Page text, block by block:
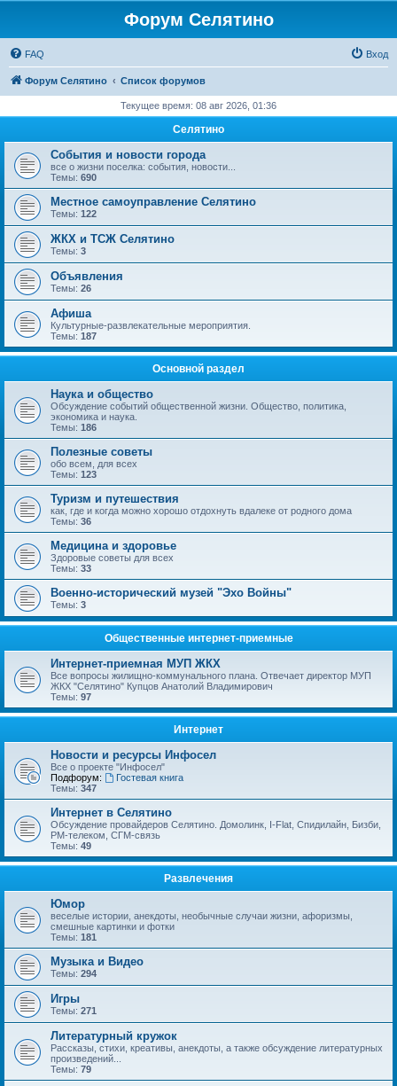
Форум Селятино
FAQ Вход
Форум Селятино Список форумов
Текущее время: 08 авг 2026, 01:36
Селятино
События и новости города
все о жизни поселка: события, новости...
Темы: 690
Местное самоуправление Селятино
Темы: 122
ЖКХ и ТСЖ Селятино
Темы: 3
Объявления
Темы: 26
Афиша
Культурные-развлекательные мероприятия.
Темы: 187
Основной раздел
Наука и общество
Обсуждение событий общественной жизни. Общество, политика,
экономика и наука.
Темы: 186
Полезные советы
обо всем, для всех
Темы: 123
Туризм и путешествия
как, где и когда можно хорошо отдохнуть вдалеке от родного дома
Темы: 36
Медицина и здоровье
Здоровые советы для всех
Темы: 33
Военно-исторический музей "Эхо Войны"
Темы: 3
Общественные интернет-приемные
Интернет-приемная МУП ЖКХ
Все вопросы жилищно-коммунального плана. Отвечает директор МУП
ЖКХ "Селятино" Купцов Анатолий Владимирович
Темы: 97
Интернет
Новости и ресурсы Инфосел
Все о проекте "Инфосел"
Подфорум:
Гостевая книга
Темы: 347
Интернет в Селятино
Обсуждение провайдеров Селятино. Домолинк, I-Flat, Спидилайн, Бизби,
РМ-телеком, СГМ-связь
Темы: 49
Развлечения
Юмор
веселые истории, анекдоты, необычные случаи жизни, афоризмы,
смешные картинки и фотки
Темы: 181
Музыка и Видео
Темы: 294
Игры
Темы: 271
Литературный кружок
Рассказы, стихи, креативы, анекдоты, а также обсуждение литературных
произведений...
Темы: 79